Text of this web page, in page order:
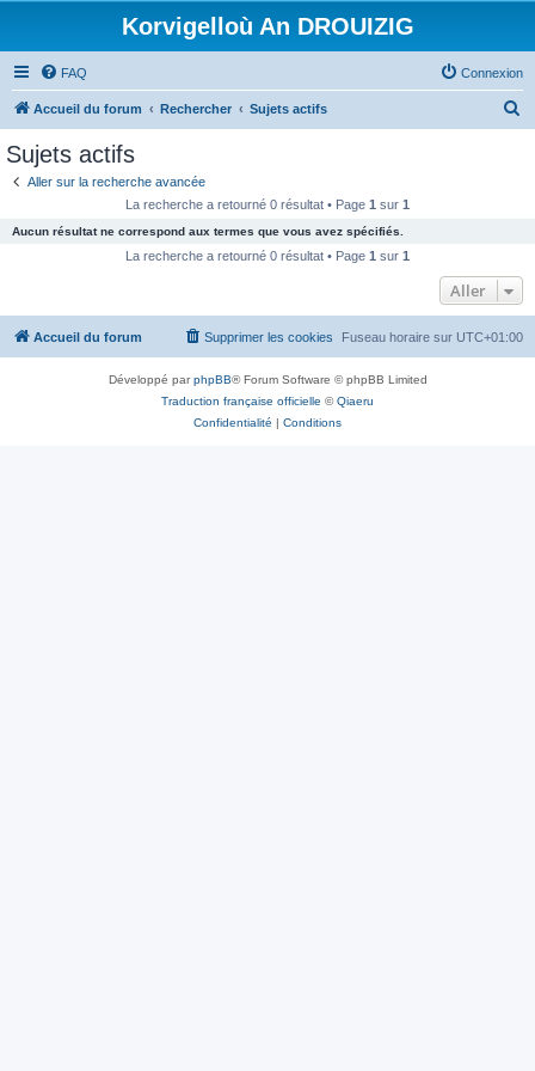
Korvigelloù An DROUIZIG
FAQ Connexion
Accueil du forum Rechercher Sujets actifs
c
e
Sujets actifs
Aller sur la recherche avancée
La recherche a retourné 0 résultat • Page 1 sur 1
Aucun résultat ne correspond aux termes que vous avez spécifiés.
La recherche a retourné 0 résultat • Page 1 sur 1
Aller
Accueil du forum Fuseau horaire sur UTC+01:00
Supprimer les cookies
Développé parphpBB® Forum Software © phpBB Limited
Traduction française officielle ©Qiaeru
Confidentialité | Conditions